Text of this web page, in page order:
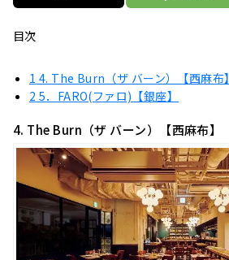
目次
1 4. The Burn（ザ バーン）【西麻布】
2 5．FARO(ファロ)【銀座】
4. The Burn（ザ バーン）【西麻布】